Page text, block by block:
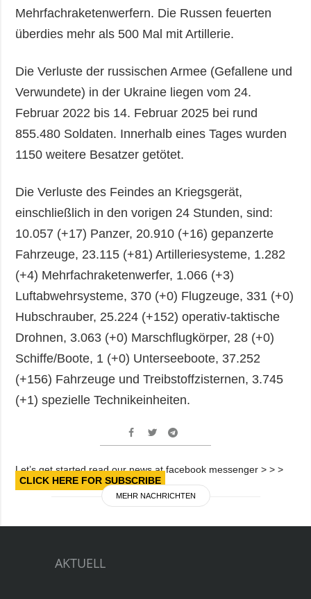
Mehrfachraketenwerfern. Die Russen feuerten
überdies mehr als 500 Mal mit Artillerie.
Die Verluste der russischen Armee (Gefallene und
Verwundete) in der Ukraine liegen vom 24.
Februar 2022 bis 14. Februar 2025 bei rund
855.480 Soldaten. Innerhalb eines Tages wurden
1150 weitere Besatzer getötet.
Die Verluste des Feindes an Kriegsgerät,
einschließlich in den vorigen 24 Stunden, sind:
10.057 (+17) Panzer, 20.910 (+16) gepanzerte
Fahrzeuge, 23.115 (+81) Artilleriesysteme, 1.282
(+4) Mehrfachraketenwerfer, 1.066 (+3)
Luftabwehrsysteme, 370 (+0) Flugzeuge, 331 (+0)
Hubschrauber, 25.224 (+152) operativ-taktische
Drohnen, 3.063 (+0) Marschflugkörper, 28 (+0)
Schiffe/Boote, 1 (+0) Unterseeboote, 37.252
(+156) Fahrzeuge und Treibstoffzisternen, 3.745
(+1) spezielle Technikeinheiten.
Let’s get started read our news at facebook messenger > > >
CLICK HERE FOR SUBSCRIBE
MEHR NACHRICHTEN
AKTUELL